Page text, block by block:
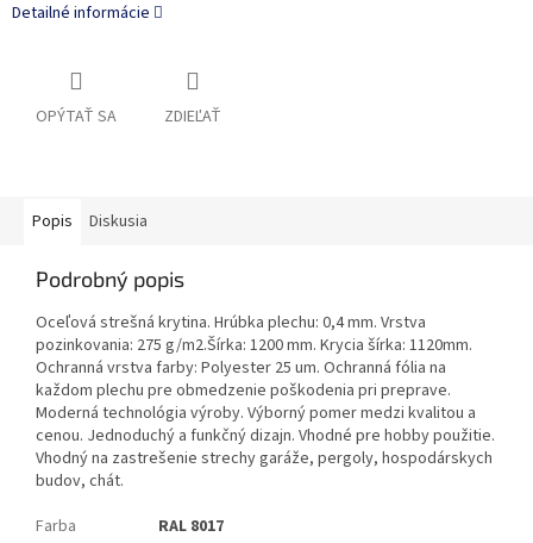
Detailné informácie
OPÝTAŤ SA ZDIEĽAŤ
Popis Diskusia
Podrobný popis
Oceľová strešná krytina. Hrúbka plechu: 0,4 mm. Vrstva
pozinkovania: 275 g/m2.Šírka: 1200 mm. Krycia šírka: 1120mm.
Ochranná vrstva farby: Polyester 25 um. Ochranná fólia na
každom plechu pre obmedzenie poškodenia pri preprave.
Moderná technológia výroby. Výborný pomer medzi kvalitou a
cenou. Jednoduchý a funkčný dizajn. Vhodné pre hobby použitie.
Vhodný na zastrešenie strechy garáže, pergoly, hospodárskych
budov, chát.
Farba
RAL 8017